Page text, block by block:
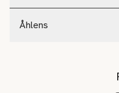
Åhlens